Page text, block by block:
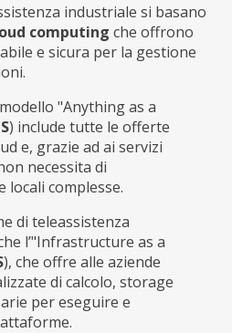
industriale si basano
computing che offrono
e sicura per la gestione
"Anything as a
) include tutte le offerte
e, grazie ad ai servizi
necessita di
complesse.
di teleassistenza
l’"Infrastructure as a
), che offre alle aziende
di calcolo, storage
per eseguire e